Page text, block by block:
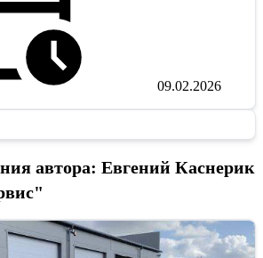
09.02.2026
автора: Евгений Каснерик